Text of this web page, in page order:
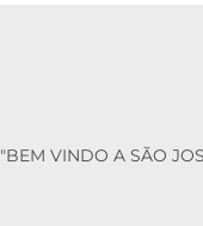
VINDO A SÃO